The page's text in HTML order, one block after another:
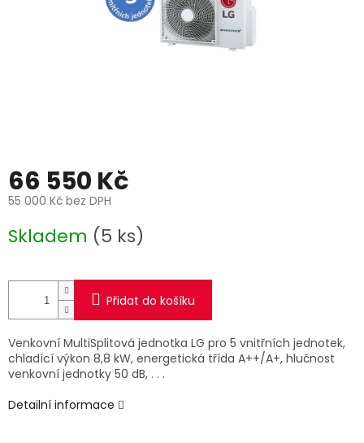
66 550 Kč
55 000 Kč bez DPH
cena:
Skladem (5 ks)
Přidat do košíku
Venkovní MultiSplitová jednotka LG pro 5 vnitřních jednotek,
chladící výkon 8,8 kW, energetická třída A++/A+, hlučnost
venkovní jednotky 50 dB, . . .
Detailní informace